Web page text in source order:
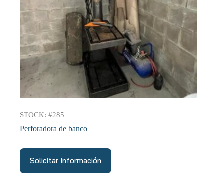
STOCK: #285
Perforadora de banco
Solicitar Información